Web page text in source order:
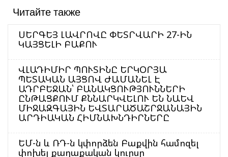
Читайте также
ՍԵՐԳԵՅ ԼԱՎՐՈՎԸ ՓԵՏՐՎԱՐԻ 27-ԻՆ
ԿԱՅՑԵԼԻ ԲԱՔՈՒ
ՎԼԱԴԻՄԻՐ ՊՈՒՏԻՆԸ ԵՐԿՕՐՅԱ
ՊԵՏԱԿԱՆ ԱՅՑՈՎ ԺԱՄԱՆԵԼ Է
ԱԴՐԲԵՋԱՆ՝ ԲԱՆԱԿՑՈՒԹՅՈՒՆՆԵՐԻ
ԸՆԹԱՑՔՈՒՄ ՔՆՆԱՐԿՎԵԼՈՒ ԵՆ ՆԱԵՎ
ՄԻՋԱԶԳԱՅԻՆ ԵՎՏԱՐԱԾԱՇՐՋԱՆԱՅԻՆ
ԱՐԴԻԱԿԱՆ ՀԻՄՆԱԽՆԴԻՐՆԵՐԸ
ԵՄ-ն և ՌԴ-ն կփորձեն Բաքվին համոզել
փոխել քաղաքական կուրսը